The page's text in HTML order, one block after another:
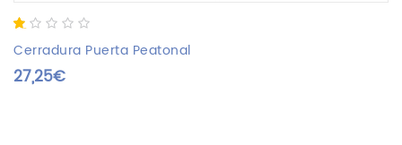
1.00
out
5
based
1
Cerradura Puerta Peatonal
27,25€